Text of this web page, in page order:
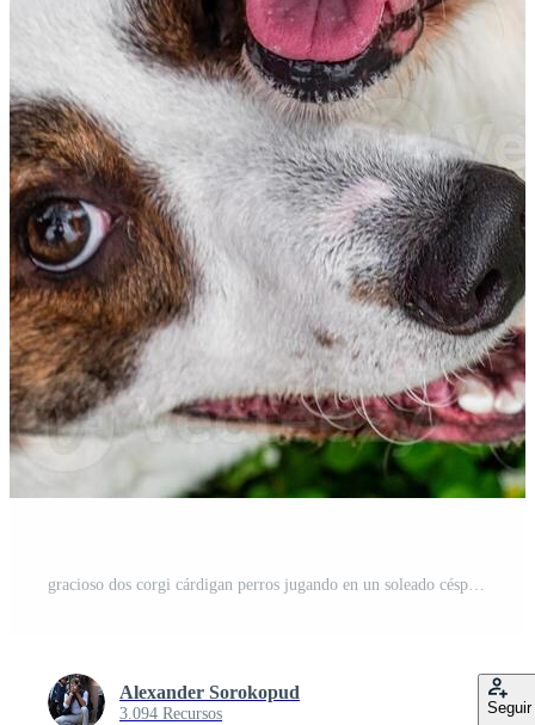
gracioso dos corgi cárdigan perros jugando en un soleado césped Foto Pro
Alexander Sorokopud
3.094 Recursos Seguir